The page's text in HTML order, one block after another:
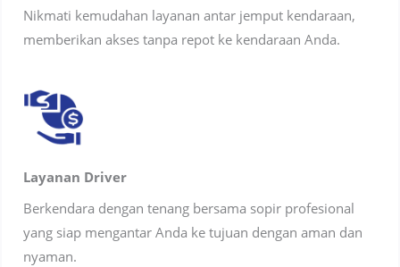
Nikmati kemudahan layanan antar jemput kendaraan,
memberikan akses tanpa repot ke kendaraan Anda.
Layanan Driver
Berkendara dengan tenang bersama sopir profesional
yang siap mengantar Anda ke tujuan dengan aman dan
nyaman.